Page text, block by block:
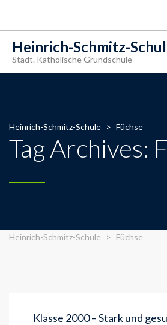
Heinrich-Schmitz-
Städt. Katholische Grundschule
Heinrich-Schmitz-Schule > Füchse
Tag Archives:
Heinrich-Schmitz-Schule > Füchse
Klasse 2000 – Stark und